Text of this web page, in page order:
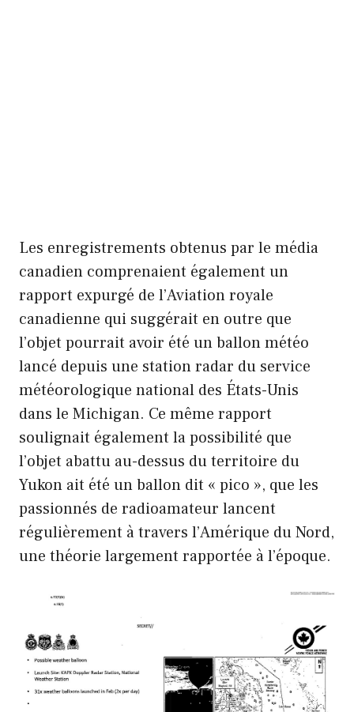
Les enregistrements obtenus par le média
canadien comprenaient également un
rapport expurgé de l’Aviation royale
canadienne qui suggérait en outre que
l’objet pourrait avoir été un ballon météo
lancé depuis une station radar du service
météorologique national des États-Unis
dans le Michigan. Ce même rapport
soulignait également la possibilité que
l’objet abattu au-dessus du territoire du
Yukon ait été un ballon dit « pico », que les
passionnés de radioamateur lancent
régulièrement à travers l’Amérique du Nord,
une théorie largement rapportée à l’époque.